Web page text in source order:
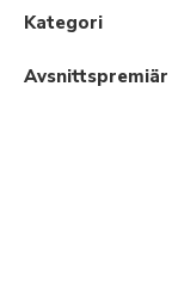
Kategori
Avsnittspremiär